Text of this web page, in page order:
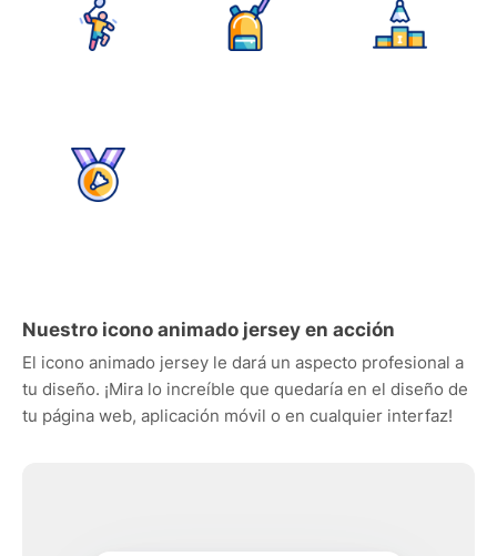
Nuestro icono animado jersey en acción
El icono animado jersey le dará un aspecto profesional a
tu diseño. ¡Mira lo increíble que quedaría en el diseño de
tu página web, aplicación móvil o en cualquier interfaz!